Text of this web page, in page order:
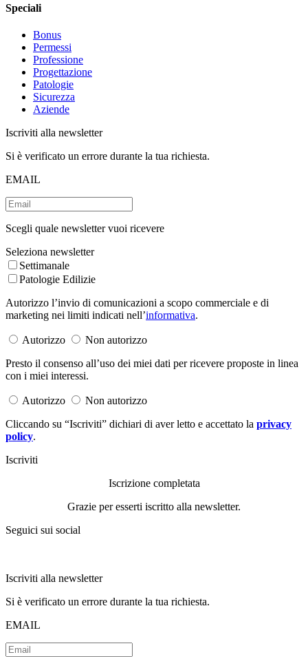
Speciali
Bonus
Permessi
Professione
Progettazione
Patologie
Sicurezza
Aziende
Iscriviti alla newsletter
Si è verificato un errore durante la tua richiesta.
EMAIL
Scegli quale newsletter vuoi ricevere
Seleziona newsletter
Settimanale
Patologie Edilizie
Autorizzo l’invio di comunicazioni a scopo commerciale e di
marketing nei limiti indicati nell’informativa.
Autorizzo
Non autorizzo
Presto il consenso all’uso dei miei dati per ricevere proposte in linea
con i miei interessi.
Autorizzo
Non autorizzo
Cliccando su “Iscriviti” dichiari di aver letto e accettato la privacy
policy.
Iscriviti
Iscrizione completata
Grazie per esserti iscritto alla newsletter.
Seguici sui social
Iscriviti alla newsletter
Si è verificato un errore durante la tua richiesta.
EMAIL